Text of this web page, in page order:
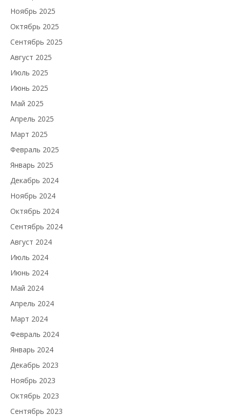
Ноябрь 2025
Октябрь 2025
Сентябрь 2025
Август 2025
Июль 2025
Июнь 2025
Май 2025
Апрель 2025
Март 2025
Февраль 2025
Январь 2025
Декабрь 2024
Ноябрь 2024
Октябрь 2024
Сентябрь 2024
Август 2024
Июль 2024
Июнь 2024
Май 2024
Апрель 2024
Март 2024
Февраль 2024
Январь 2024
Декабрь 2023
Ноябрь 2023
Октябрь 2023
Сентябрь 2023